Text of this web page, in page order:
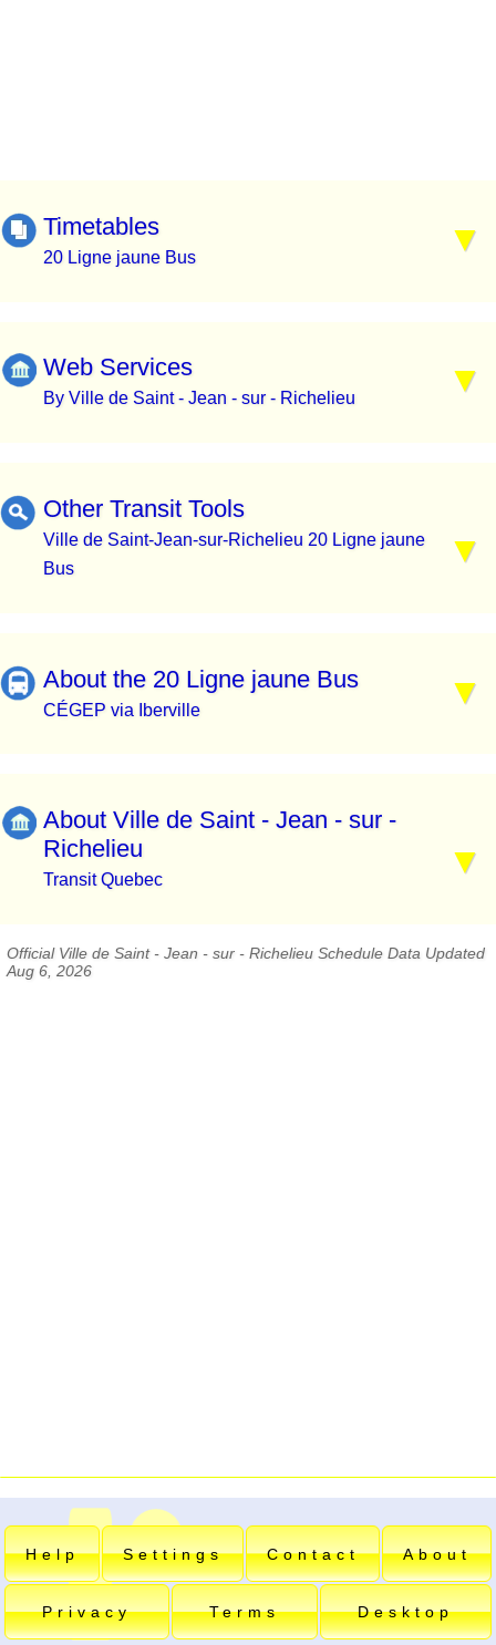
Timetables
20 Ligne jaune Bus
Web Services
By Ville de Saint - Jean - sur - Richelieu
Other Transit Tools
Ville de Saint-Jean-sur-Richelieu 20 Ligne jaune
Bus
About the 20 Ligne jaune Bus
CÉGEP via Iberville
About Ville de Saint - Jean - sur -
Richelieu
Transit Quebec
Official Ville de Saint - Jean - sur - Richelieu Schedule Data Updated
Aug 6, 2026
Help Settings Contact About
Privacy Terms Desktop